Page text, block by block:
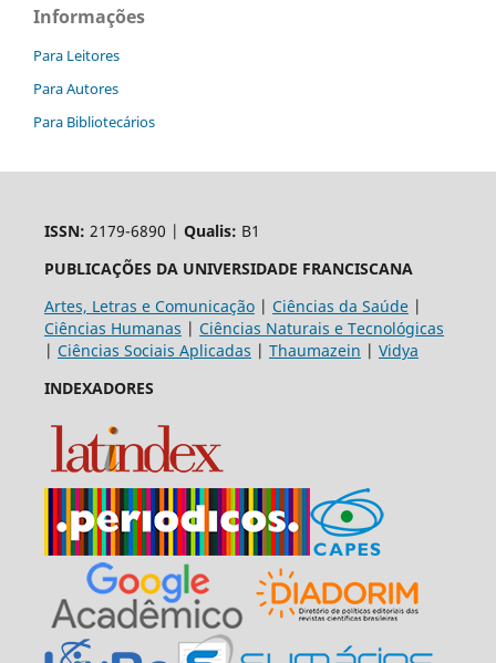
Informações
Para Leitores
Para Autores
Para Bibliotecários
ISSN: 2179-6890 | Qualis: B1
PUBLICAÇÕES DA UNIVERSIDADE FRANCISCANA
Artes, Letras e Comunicação| Ciências da Saúde|
Ciências Humanas | Ciências Naturais e Tecnológicas
| Ciências Sociais Aplicadas | Thaumazein | Vidya
INDEXADORES